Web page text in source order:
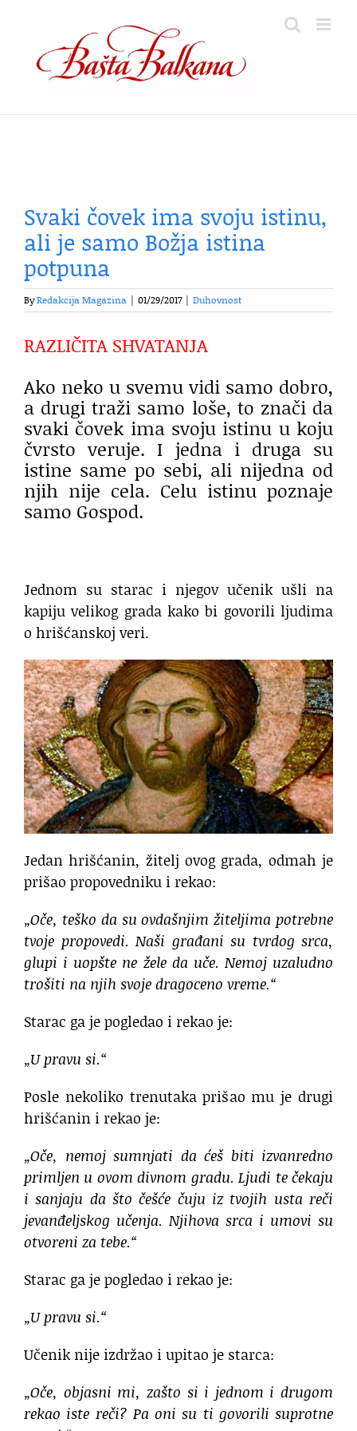
content
Svaki čovek ima svoju istinu,
ali je samo Božja istina
potpuna
ByRedakcija Magazina 01/29/2017 Duhovnost
RAZLIČITA SHVATANJA
Ako neko u svemu vidi samo dobro,
a drugi traži samo loše, to znači da
svaki čovek ima svoju istinu u koju
čvrsto veruje. I jedna i druga su
istine same po sebi, ali nijedna od
njih nije cela. Celu istinu poznaje
samo Gospod.
Jednom su starac i njegov učenik ušli na
kapiju velikog grada kako bi govorili ljudima
o hrišćanskoj veri.
Jedan hrišćanin, žitelj ovog grada, odmah je
prišao propovedniku i rekao:
„Oče, teško da su ovdašnjim žiteljima potrebne
tvoje propovedi. Naši građani su tvrdog srca,
glupi i uopšte ne žele da uče. Nemoj uzaludno
trošiti na njih svoje dragoceno vreme.“
Starac ga je pogledao i rekao je:
„U pravu si.“
Posle nekoliko trenutaka prišao mu je drugi
hrišćanin i rekao je:
„Oče, nemoj sumnjati da ćeš biti izvanredno
primljen u ovom divnom gradu. Ljudi te čekaju
i sanjaju da što češće čuju iz tvojih usta reči
jevanđeljskog učenja. Njihova srca i umovi su
otvoreni za tebe.“
Starac ga je pogledao i rekao je:
„U pravu si.“
Učenik nije izdržao i upitao je starca:
„Oče, objasni mi, zašto si i jednom i drugom
rekao iste reči? Pa oni su ti govorili suprotne